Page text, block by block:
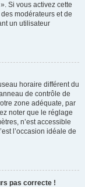
Si vous activez cette
modérateurs et de
un utilisateur
horaire différent du
de contrôle de
zone adéquate, par
noter que le réglage
n’est accessible
l’occasion idéale de
pas correcte !